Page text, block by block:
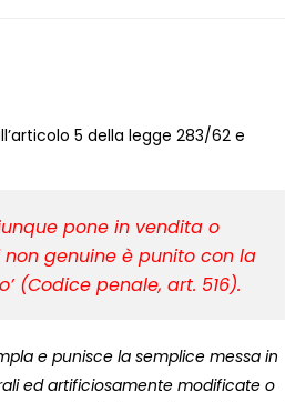
5 della legge 283/62 e
pone in vendita o
genuine è punito con la
(Codice penale, art. 516).
e punisce la semplice messa in
ed artificiosamente modificate o